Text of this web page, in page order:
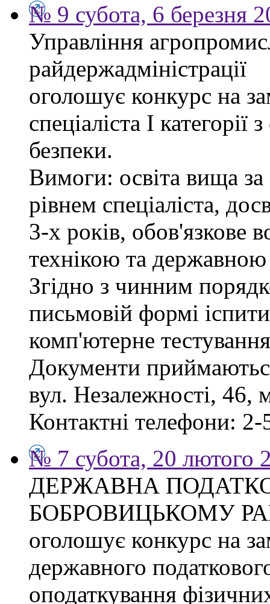
№ 9 субота, 6 березня
Управління
райдержадміністрації
оголошує конкурс на
спеціаліста І
безпеки.
Вимоги: освіта вища за
рівнем спеціаліста,
3-х років, обов'язкове
технікою та
Згідно з чинним
письмовій формі
комп'ютерне
Документи
вул. Незалежності, 46,
Контактні телефони:
№ 7 субота, 20 лютого
ДЕРЖАВНА
БОБРОВИЦЬКОМУ
оголошує конкурс на
державного
оподаткування